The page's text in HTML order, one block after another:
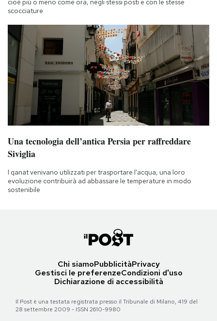
cioè più o meno come ora, negli stessi posti e con le stesse
scocciature
Una tecnologia dell’antica Persia per raffreddare
Siviglia
I qanat venivano utilizzati per trasportare l'acqua, una loro
evoluzione contribuirà ad abbassare le temperature in modo
sostenibile
Chi siamoPubblicitàPrivacy
Gestisci le preferenzeCondizioni d'uso
Dichiarazione di accessibilità
Il Post è una testata registrata presso il Tribunale di Milano, 419 del
28 settembre 2009 - ISSN 2610-9980